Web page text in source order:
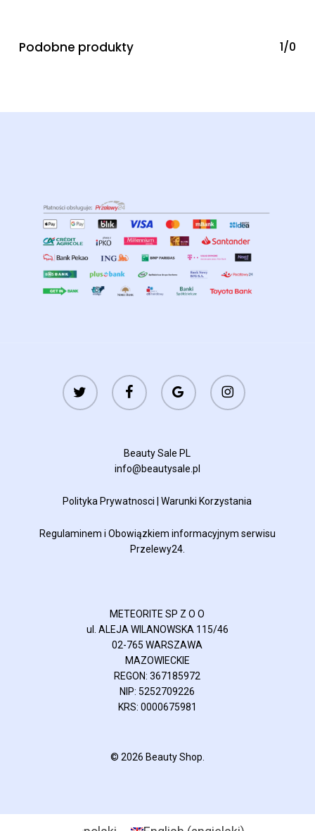
Podobne produkty 1/0
twitter facebook
google-
plus
instagram
Beauty Sale PL
info@beautysale.pl
Polityka Prywatnosci |Warunki Korzystania
Regulaminem i Obowiązkiem informacyjnym serwisu
Przelewy24.
METEORITE SP Z O O
ul. ALEJA WILANOWSKA 115/46
02-765 WARSZAWA
MAZOWIECKIE
REGON: 367185972
NIP: 5252709226
KRS: 0000675981
© 2026 Beauty Shop.